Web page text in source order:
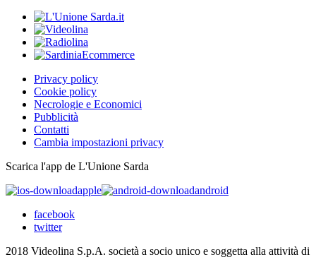
Privacy policy
Cookie policy
Necrologie e Economici
Pubblicità
Contatti
Cambia impostazioni privacy
Scarica l'app de L'Unione Sarda
apple
android
facebook
twitter
2018 Videolina S.p.A. società a socio unico e soggetta alla attività di